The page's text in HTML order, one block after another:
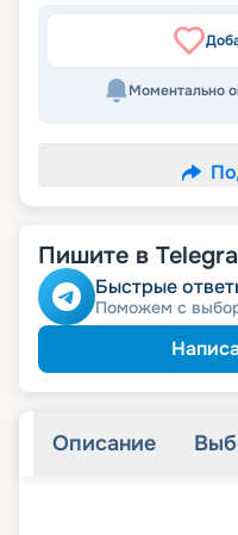
Моментально
Пишите в
Быстрые
Поможем с
Описание